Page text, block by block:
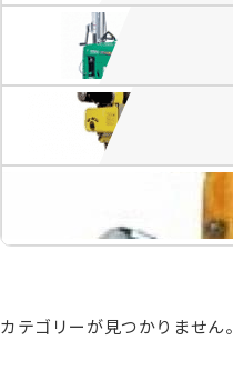
カテゴリーが見つかりません。